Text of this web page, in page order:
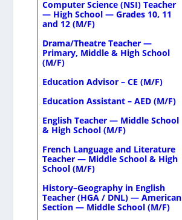
Computer Science (NSI) Teacher
— High School — Grades 10, 11
and 12 (M/F)
Drama/Theatre Teacher —
Primary, Middle & High School
(M/F)
Education Advisor – CE (M/F)
Education Assistant – AED (M/F)
English Teacher — Middle School
& High School (M/F)
French Language and Literature
Teacher — Middle School & High
School (M/F)
History–Geography in English
Teacher (HGA / DNL) — American
Section — Middle School (M/F)